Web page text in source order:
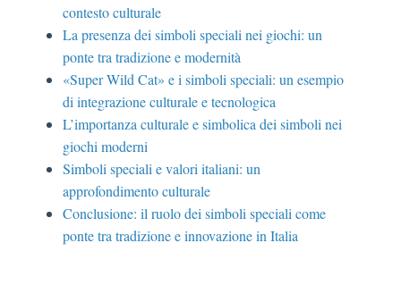
contesto culturale
La presenza dei simboli speciali nei giochi: un
ponte tra tradizione e modernità
«Super Wild Cat» e i simboli speciali: un esempio
di integrazione culturale e tecnologica
L’importanza culturale e simbolica dei simboli nei
giochi moderni
Simboli speciali e valori italiani: un
approfondimento culturale
Conclusione: il ruolo dei simboli speciali come
ponte tra tradizione e innovazione in Italia